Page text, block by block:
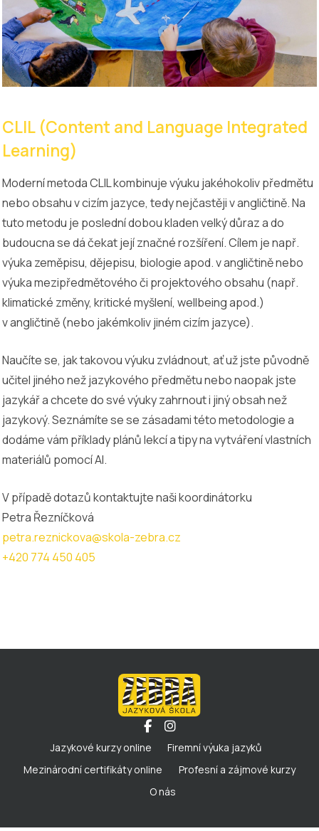
CLIL (Content and Language Integrated
Learning)
Moderní metoda CLIL kombinuje výuku jakéhokoliv předmětu
nebo obsahu v cizím jazyce, tedy nejčastěji v angličtině. Na
tuto metodu je poslední dobou kladen velký důraz a do
budoucna se dá čekat její značné rozšíření. Cílem je např.
výuka zeměpisu, dějepisu, biologie apod. v angličtině nebo
výuka mezipředmětového či projektového obsahu (např.
klimatické změny, kritické myšlení, wellbeing apod.)
v angličtině (nebo jakémkoliv jiném cizím jazyce).
Naučíte se, jak takovou výuku zvládnout, ať už jste původně
učitel jiného než jazykového předmětu nebo naopak jste
jazykář a chcete do své výuky zahrnout i jiný obsah než
jazykový. Seznámíte se se zásadami této metodologie a
dodáme vám příklady plánů lekcí a tipy na vytváření vlastních
materiálů pomocí AI.
V případě dotazů kontaktujte naši koordinátorku
Petra Řezníčková
petra.reznickova@skola-zebra.cz
+420 774 450 405
Jazykové kurzy online
Firemní výuka jazyků
Mezinárodní certifikáty online
Profesní a zájmové kurzy
O nás